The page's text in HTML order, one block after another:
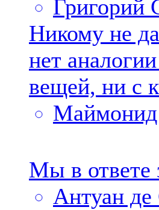
Григорий
Никому не
нет
вещей, ни с
Маймонид
Мы в ответе
Антуан